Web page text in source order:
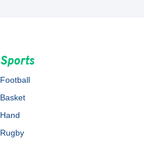
Sports
Football
Basket
Hand
Rugby